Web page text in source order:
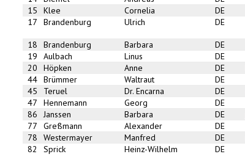
15
Klee Cornelia DE
17
Brandenburg Ulrich DE
18 Brandenburg Barbara DE
19
Aulbach Linus DE
20
Höpken Anne DE
44 Brümmer Waltraut DE
45
Teruel Dr. Encarna DE
47
Hennemann Georg DE
86
Janssen Barbara DE
77
Greßmann Alexander DE
78
Westermayer Manfred DE
82
Sprick Heinz-Wilhelm DE